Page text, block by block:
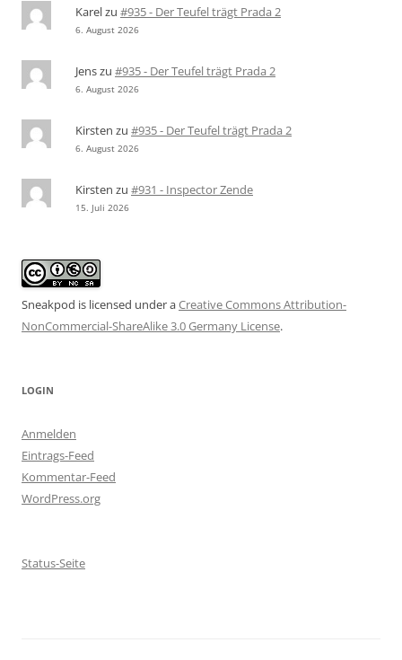
Karelzu #935 - Der Teufel trägt Prada 2
6. August 2026
Jenszu #935 - Der Teufel trägt Prada 2
6. August 2026
Kirsten zu #935 - Der Teufel trägt Prada 2
6. August 2026
Kirsten zu #931 - Inspector Zende
15. Juli 2026
Sneakpod is licensed under aCreative Commons Attribution-
NonCommercial-ShareAlike 3.0 Germany License.
LOGIN
Anmelden
Eintrags-Feed
Kommentar-Feed
WordPress.org
Status-Seite